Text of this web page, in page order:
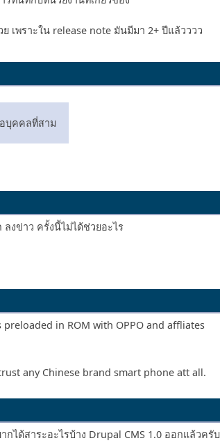
เพราะใน release note มันมีมา 2+ ปีแล้วววว
บุคคลที่สาม
ลงข่าว ครั้งนี้ไม่ได้ช่วยอะไร
in ROM with OPPO and affliates
any Chinese brand smart phone att all.
กได้สาระอะไรบ้าง​ Drupal CMS 1.0 ออกแล้วครับ